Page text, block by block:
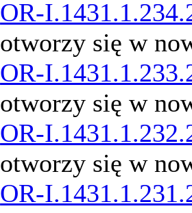
OR-
otworzy się w
OR-
otworzy się w
OR-
otworzy się w
OR-